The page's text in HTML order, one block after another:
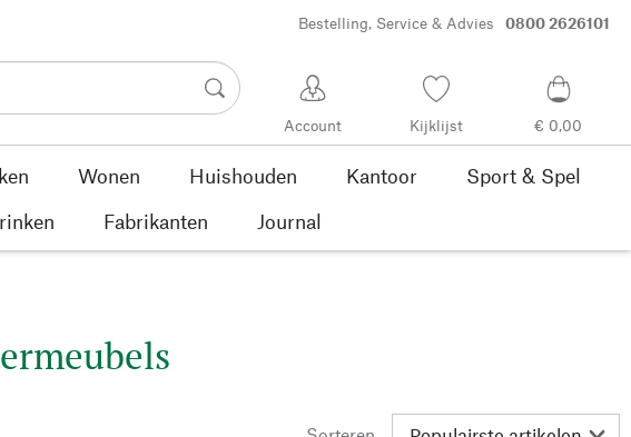
Bestelling, Service & Advies 0800 2626101
Account Kijklijst € 0,00
Wonen Huishouden Kantoor
Sport & Spel
Fabrikanten Journal